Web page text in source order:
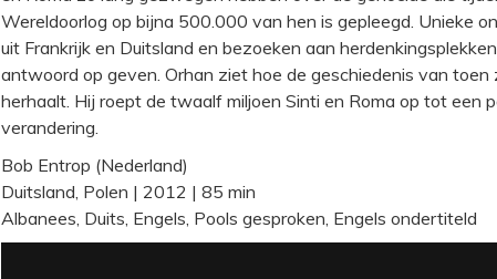
Wereldoorlog op bijna 500.000 van hen is gepleegd. Unieke
uit Frankrijk en Duitsland en bezoeken aan
antwoord op geven. Orhan ziet hoe de geschiedenis van toen
herhaalt. Hij roept de twaalf miljoen Sinti en Roma op tot een
verandering.
Bob Entrop (Nederland)
Duitsland, Polen | 2012 | 85 min
Albanees, Duits, Engels, Pools gesproken, Engels ondertiteld